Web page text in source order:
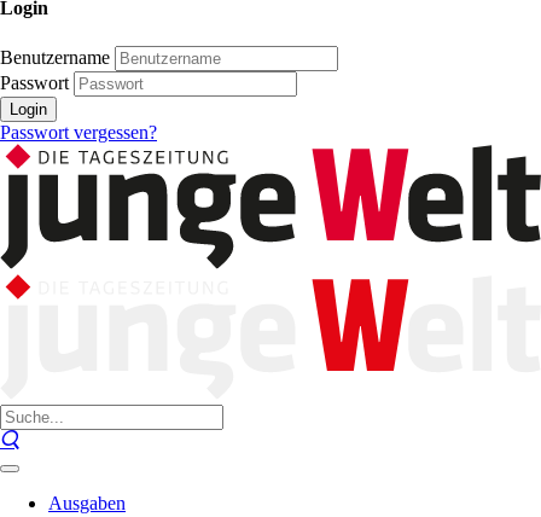
Login
Benutzername
Passwort
Login
Passwort vergessen?
Ausgaben